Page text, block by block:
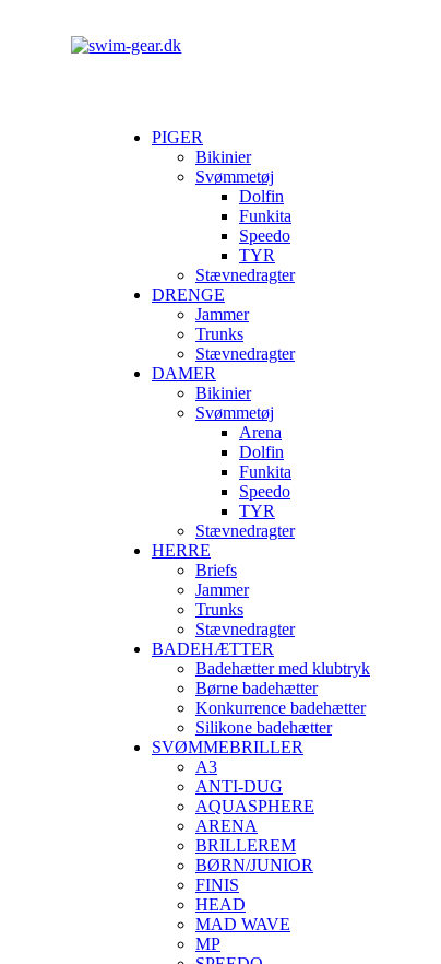
PIGER
Bikinier
Svømmetøj
Dolfin
Funkita
Speedo
TYR
Stævnedragter
DRENGE
Jammer
Trunks
Stævnedragter
DAMER
Bikinier
Svømmetøj
Arena
Dolfin
Funkita
Speedo
TYR
Stævnedragter
HERRE
Briefs
Jammer
Trunks
Stævnedragter
BADEHÆTTER
Badehætter med klubtryk
Børne badehætter
Konkurrence badehætter
Silikone badehætter
SVØMMEBRILLER
A3
ANTI-DUG
AQUASPHERE
ARENA
BRILLEREM
BØRN/JUNIOR
FINIS
HEAD
MAD WAVE
MP